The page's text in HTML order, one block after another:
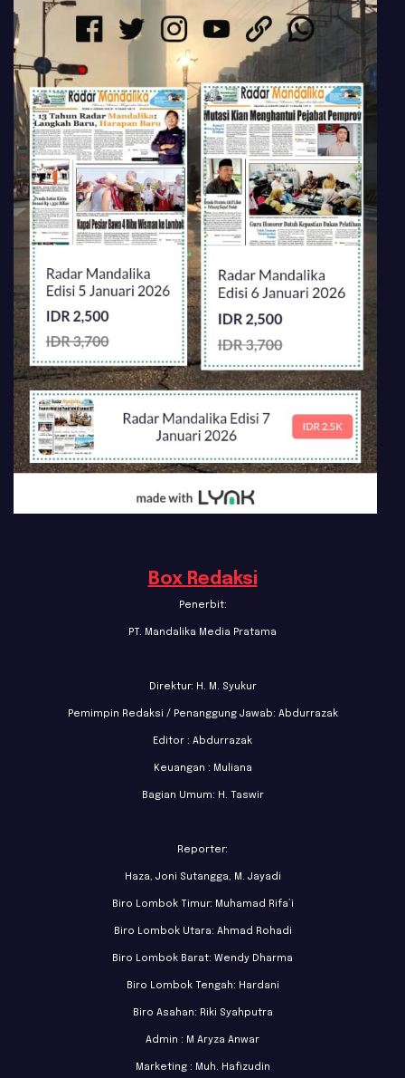
Box Redaksi
Penerbit:
PT. Mandalika Media Pratama
Direktur: H. M. Syukur
Pemimpin Redaksi / Penanggung Jawab: Abdurrazak
Editor : Abdurrazak
Keuangan : Muliana
Bagian Umum: H. Taswir
Reporter:
Haza, Joni Sutangga, M. Jayadi
Biro Lombok Timur: Muhamad Rifa’i
Biro Lombok Utara: Ahmad Rohadi
Biro Lombok Barat: Wendy Dharma
Biro Lombok Tengah: Hardani
Biro Asahan: Riki Syahputra
Admin : M Aryza Anwar
Marketing : Muh. Hafizudin